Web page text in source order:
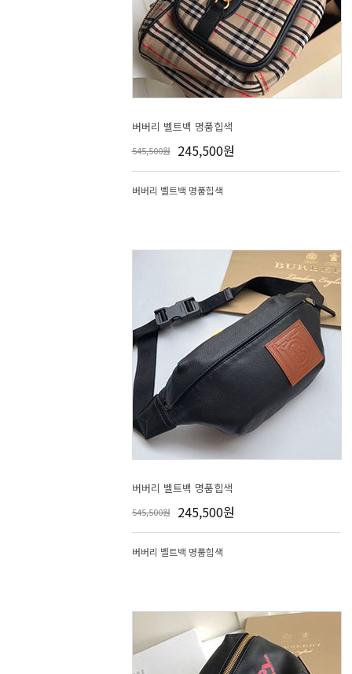
버버리 벨트백 명품힙색
545,500원 245,500원
버버리 벨트백 명품힙색
버버리 벨트백 명품힙색
545,500원 245,500원
버버리 벨트백 명품힙색